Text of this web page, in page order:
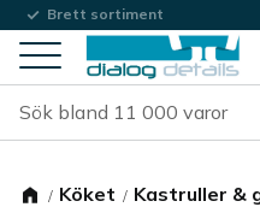
Meny
Brett sortiment
Låg fraktkostnad
Köket Kastruller &